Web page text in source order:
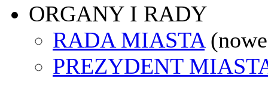
ORGANY I RADY
RADA MIASTA
PREZYDENT